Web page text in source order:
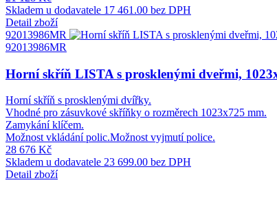
Skladem u dodavatele 17 461.00 bez DPH
Detail zboží
92013986MR
92013986MR
Horní skříň LISTA s prosklenými dveřmi,
Horní skříň s prosklenými dvířky.
Vhodné pro zásuvkové skříňky o rozměrech 1023x725 mm.
Zamykání klíčem.
Možnost vkládání polic.Možnost vyjmutí police.
28 676 Kč
Skladem u dodavatele 23 699.00 bez DPH
Detail zboží